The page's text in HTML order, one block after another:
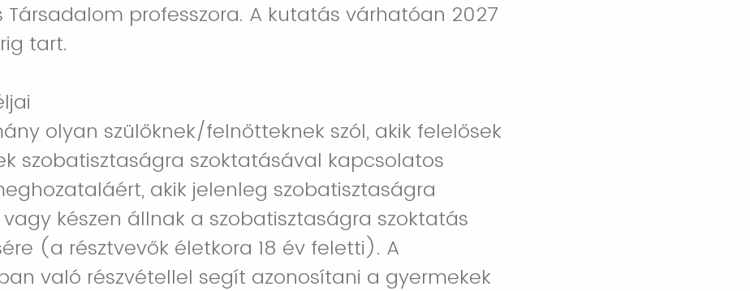
Társadalom professzora. A kutatás várhatóan 2027
tart.
olyan szülőknek/felnőtteknek szól, akik felelősek
szobatisztaságra szoktatásával kapcsolatos
akik jelenleg szobatisztaságra
készen állnak a szobatisztaságra szoktatás
(a résztvevők életkora 18 év feletti). A
való részvétellel segít azonosítani a gyermekek